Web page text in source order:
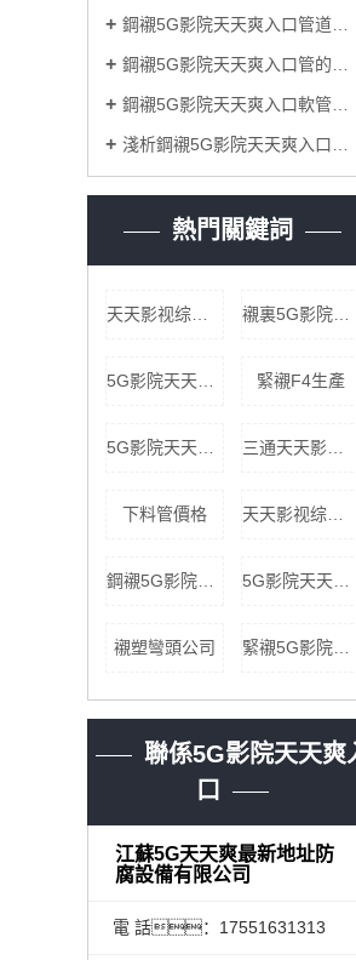
鋼襯5G影院天天爽入口管道腐蝕的防護方法
鋼襯5G影院天天爽入口管的製造工藝,特殊性能
鋼襯5G影院天天爽入口軟管壓力決定因素及其彎頭安裝定額
淺析鋼襯5G影院天天爽入口管道的耐腐蝕性能
熱門關鍵詞
緊襯F4生產
下料管價格
襯塑彎頭公司
聯係5G影院天天爽
口
江蘇5G天天爽最新地址防
腐設備有限公司
電 話：17551631313